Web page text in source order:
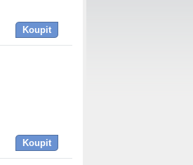
Koupit
Koupit